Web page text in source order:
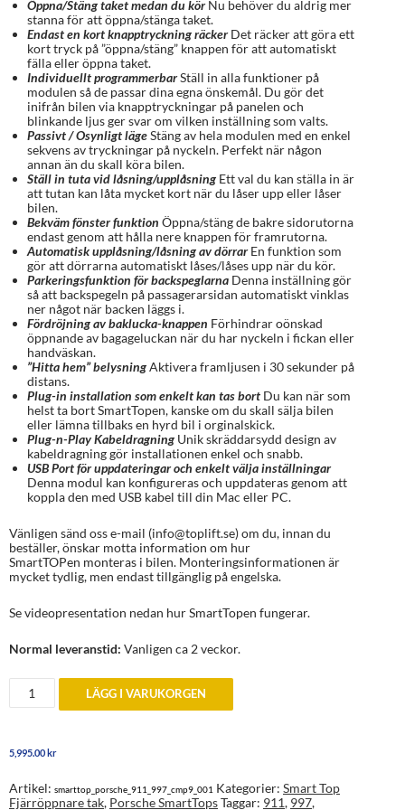
Öppna/Stäng taket medan du kör Nu behöver du aldrig mer
stanna för att öppna/stänga taket.
Endast en kort knapptryckning räcker Det räcker att göra ett
kort tryck på ”öppna/stäng” knappen för att automatiskt
fälla eller öppna taket.
Individuellt programmerbarStäll in alla funktioner på
modulen så de passar dina egna önskemål. Du gör det
inifrån bilen via knapptryckningar på panelen och
blinkande ljus ger svar om vilken inställning som valts.
Passivt / Osynligt lägeStäng av hela modulen med en enkel
sekvens av tryckningar på nyckeln. Perfekt när någon
annan än du skall köra bilen.
Ställ in tuta vid låsning/upplåsning Ett val du kan ställa in är
att tutan kan låta mycket kort när du låser upp eller låser
bilen.
Bekväm fönster funktion Öppna/stäng de bakre sidorutorna
endast genom att hålla nere knappen för framrutorna.
Automatisk upplåsning/låsning av dörrarEn funktion som
gör att dörrarna automatiskt låses/låses upp när du kör.
Parkeringsfunktion för backspeglarna Denna inställning gör
så att backspegeln på passagerarsidan automatiskt vinklas
ner något när backen läggs i.
Fördröjning av baklucka-knappen Förhindrar oönskad
öppnande av bagageluckan när du har nyckeln i fickan eller
handväskan.
”Hitta hem” belysningAktivera framljusen i 30 sekunder på
distans.
Plug-in installation som enkelt kan tas bort Du kan när som
helst ta bort SmartTopen, kanske om du skall sälja bilen
eller lämna tillbaks en hyrd bil i orginalskick.
Plug-n-Play Kabeldragning Unik skräddarsydd design av
kabeldragning gör installationen enkel och snabb.
USB Port för uppdateringar och enkelt välja inställningar
Denna modul kan konfigureras och uppdateras genom att
koppla den med USB kabel till din Mac eller PC.
Vänligen sänd oss e-mail (info@toplift.se) om du, innan du
beställer, önskar motta information om hur
SmartTOPen monteras i bilen. Monteringsinformationen är
mycket tydlig, men endast tillgänglig på engelska.
Se videopresentation nedan hur SmartTopen fungerar.
Normal leveranstid: Vanligen ca 2 veckor.
SmartTop
Porsche
911
upp
årsm.
2005+
LÄGG I VARUKORGEN
5,995.00kr
Artikel: smarttop_porsche_911_997_cmp9_001 Kategorier: Smart Top
Fjärröppnare tak, Porsche SmartTopsTaggar: 911, 997,